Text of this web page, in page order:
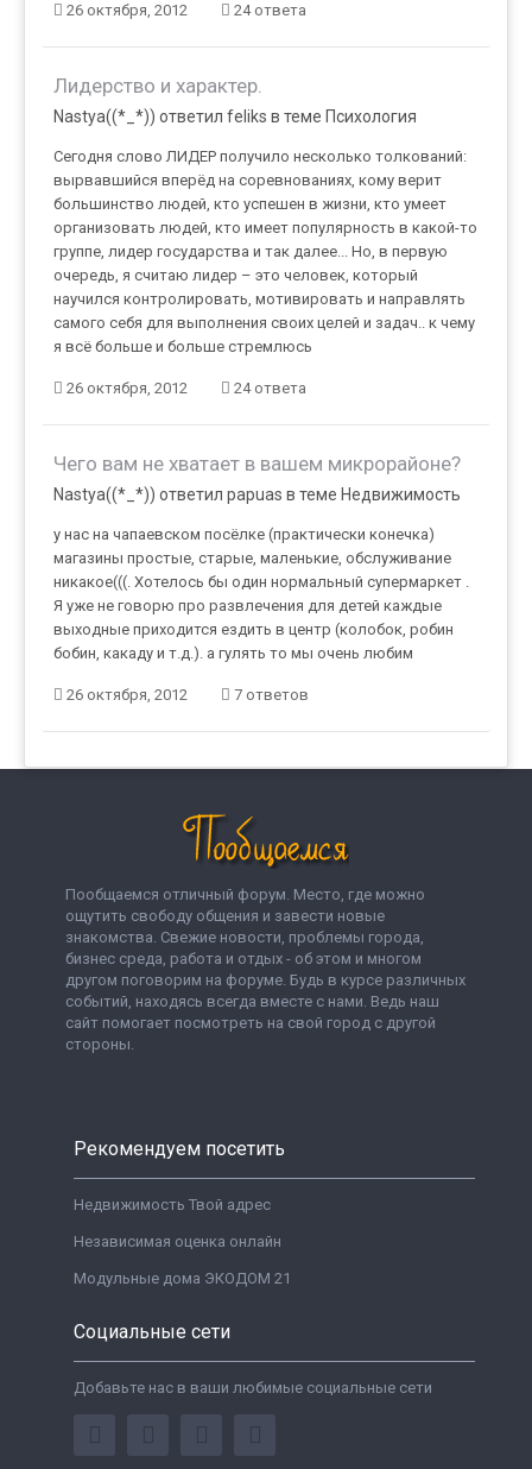
26 октября, 2012 24 ответа
Лидерство и характер.
Nastya((*_*)) ответил feliks в теме Психология
Сегодня слово ЛИДЕР получило несколько толкований:
вырвавшийся вперёд на соревнованиях, кому верит
большинство людей, кто успешен в жизни, кто умеет
организовать людей, кто имеет популярность в какой-то
группе, лидер государства и так далее... Но, в первую
очередь, я считаю лидер – это человек, который
научился контролировать, мотивировать и направлять
самого себя для выполнения своих целей и задач.. к чему
я всё больше и больше стремлюсь
26 октября, 2012 24 ответа
Чего вам не хватает в вашем микрорайоне?
Nastya((*_*)) ответил papuas в теме Недвижимость
у нас на чапаевском посёлке (практически конечка)
магазины простые, старые, маленькие, обслуживание
никакое(((. Хотелось бы один нормальный супермаркет .
Я уже не говорю про развлечения для детей каждые
выходные приходится ездить в центр (колобок, робин
бобин, какаду и т.д.). а гулять то мы очень любим
26 октября, 2012 7 ответов
Пообщаемся отличный форум. Место, где можно
ощутить свободу общения и завести новые
знакомства. Свежие новости, проблемы города,
бизнес среда, работа и отдых - об этом и многом
другом поговорим на форуме. Будь в курсе различных
событий, находясь всегда вместе с нами. Ведь наш
сайт помогает посмотреть на свой город с другой
стороны.
Рекомендуем посетить
Недвижимость Твой адрес
Независимая оценка онлайн
Модульные дома ЭКОДОМ 21
Социальные сети
Добавьте нас в ваши любимые социальные сети